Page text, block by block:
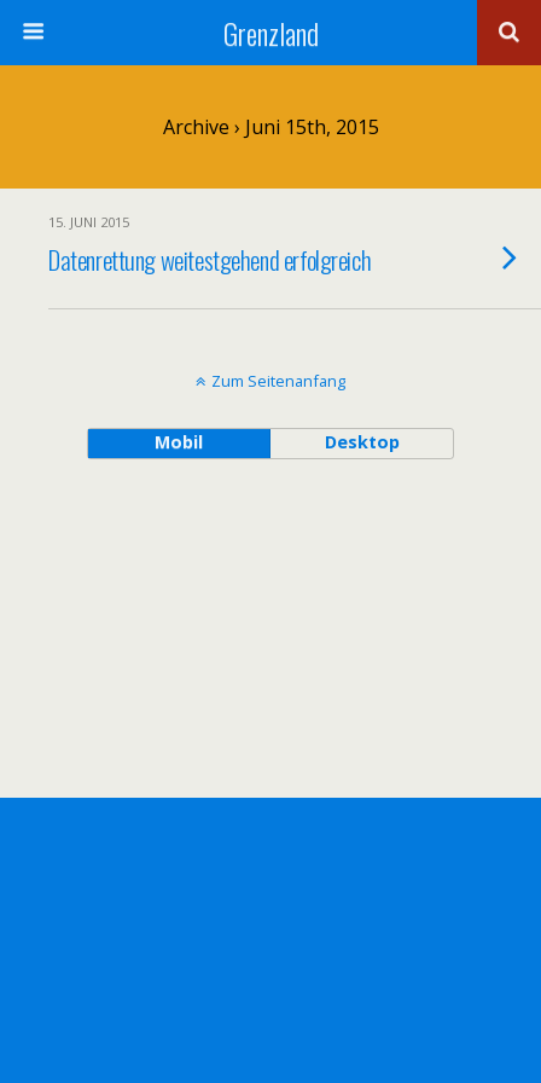
Grenzland
Archive › Juni 15th, 2015
15. JUNI 2015
Datenrettung weitestgehend erfolgreich
Zum Seitenanfang
Mobil Desktop